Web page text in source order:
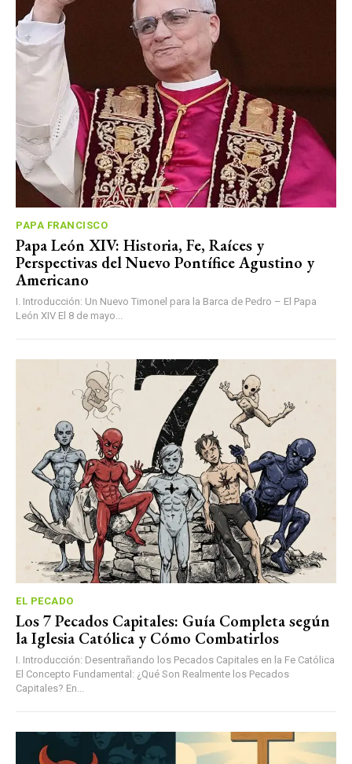
PAPA FRANCISCO
Papa León XIV: Historia, Fe, Raíces y
Perspectivas del Nuevo Pontífice Agustino y
Americano
I. Introducción: Un Nuevo Timonel para la Barca de Pedro – El Papa
León XIV El 8 de mayo...
EL PECADO
Los 7 Pecados Capitales: Guía Completa según
la Iglesia Católica y Cómo Combatirlos
I. Introducción: Desentrañando los Pecados Capitales en la Fe Católica
El Concepto Fundamental: ¿Qué Son Realmente los Pecados
Capitales? En...